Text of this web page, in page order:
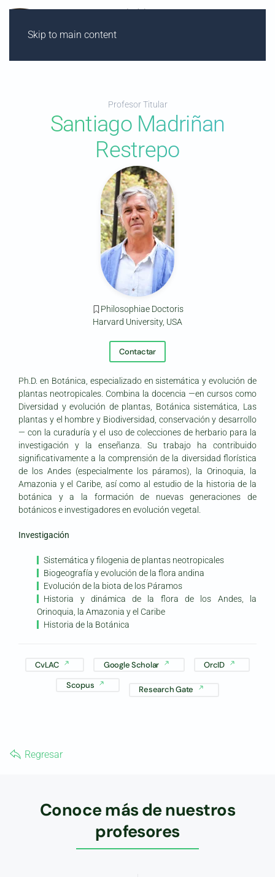
Skip to main content
Profesor Titular
Santiago Madriñan
Restrepo
Philosophiae Doctoris
Harvard University, USA
Contactar
Ph.D. en Botánica, especializado en sistemática y evolución de
plantas neotropicales. Combina la docencia —en cursos como
Diversidad y evolución de plantas, Botánica sistemática, Las
plantas y el hombre y Biodiversidad, conservación y desarrollo
— con la curaduría y el uso de colecciones de herbario para la
investigación y la enseñanza. Su trabajo ha contribuido
significativamente a la comprensión de la diversidad florística
de los Andes (especialmente los páramos), la Orinoquia, la
Amazonia y el Caribe, así como al estudio de la historia de la
botánica y a la formación de nuevas generaciones de
botánicos e investigadores en evolución vegetal.
Investigación
Sistemática y filogenia de plantas neotropicales
Biogeografía y evolución de la flora andina
Evolución de la biota de los Páramos
Historia y dinámica de la flora de los Andes, la
Orinoquia, la Amazonia y el Caribe
Historia de la Botánica
CvLAC Google Scholar
OrcID
Scopus
Research Gate
Regresar
Conoce más de nuestros
profesores